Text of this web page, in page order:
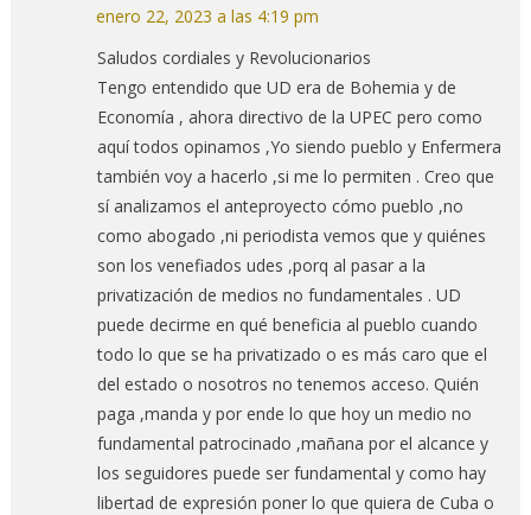
enero 22, 2023 a las 4:19 pm
Saludos cordiales y Revolucionarios
Tengo entendido que UD era de Bohemia y de
Economía , ahora directivo de la UPEC pero como
aquí todos opinamos ,Yo siendo pueblo y Enfermera
también voy a hacerlo ,si me lo permiten . Creo que
sí analizamos el anteproyecto cómo pueblo ,no
como abogado ,ni periodista vemos que y quiénes
son los venefiados udes ,porq al pasar a la
privatización de medios no fundamentales . UD
puede decirme en qué beneficia al pueblo cuando
todo lo que se ha privatizado o es más caro que el
del estado o nosotros no tenemos acceso. Quién
paga ,manda y por ende lo que hoy un medio no
fundamental patrocinado ,mañana por el alcance y
los seguidores puede ser fundamental y como hay
libertad de expresión poner lo que quiera de Cuba o